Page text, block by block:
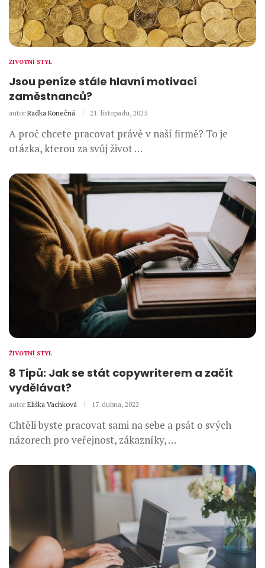
ŽIVOTNÍ STYL
Jsou peníze stále hlavní motivací
zaměstnanců?
autor Radka Konečná 21. listopadu, 2025
A proč chcete pracovat právě v naší firmě? To je
otázka, kterou za svůj život …
ŽIVOTNÍ STYL
8 Tipů: Jak se stát copywriterem a začít
vydělávat?
autor Eliška Vachková 17. dubna, 2022
Chtěli byste pracovat sami na sebe a psát o svých
názorech pro veřejnost, zákazníky, …